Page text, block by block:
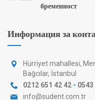
бременност
Информация за
Hürriyet mahallesi,
Bağcılar, İstanbul
0212 651 42 42 - 0543
info@sudent.com.tr